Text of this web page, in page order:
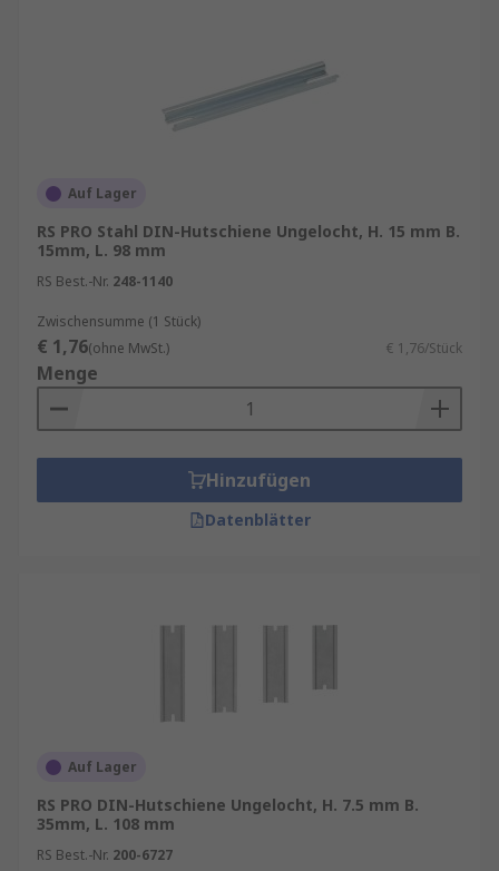
Auf Lager
RS PRO Stahl DIN-Hutschiene Ungelocht, H. 15 mm B.
15mm, L. 98 mm
RS Best.-Nr. 248-1140
Zwischensumme (1 Stück)
€ 1,76(ohne MwSt.) € 1,76/Stück
Menge
Hinzufügen
Datenblätter
Auf Lager
RS PRO DIN-Hutschiene Ungelocht, H. 7.5 mm B.
35mm, L. 108 mm
RS Best.-Nr. 200-6727